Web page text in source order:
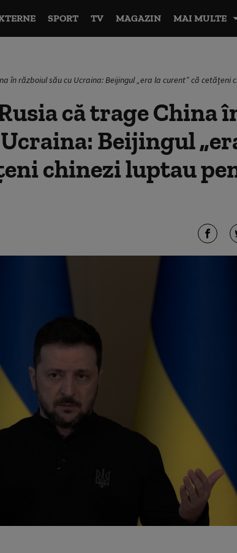
SPORT TV MAGAZIN MAI MULTE
în războiul său cu Ucraina: Beijingul „era la curent” că cetățeni
că trage China
Beijingul
chinezi luptau